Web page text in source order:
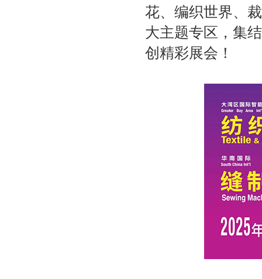
花、编织世界、
大主题专区，集
创精彩展会！